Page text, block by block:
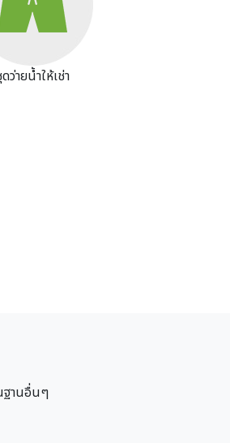
ว่ายน้ำให้เช่า
ฐานอื่นๆ